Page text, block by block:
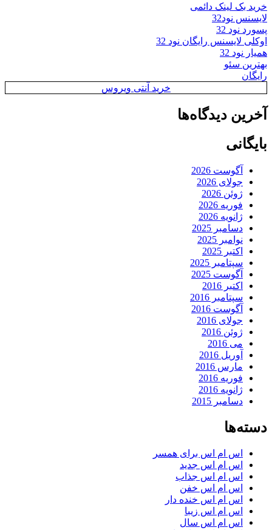
خرید بک لینک دائمی
لایسنس نود32
پسورد نود 32
اوکلی لایسنس رایگان نود 32
همیار نود 32
بهترین سئو
رایگان
خرید آنتی ویروس
آخرین دیدگاه‌ها
بایگانی
آگوست 2026
جولای 2026
ژوئن 2026
فوریه 2026
ژانویه 2026
دسامبر 2025
نوامبر 2025
اکتبر 2025
سپتامبر 2025
آگوست 2025
اکتبر 2016
سپتامبر 2016
آگوست 2016
جولای 2016
ژوئن 2016
می 2016
آوریل 2016
مارس 2016
فوریه 2016
ژانویه 2016
دسامبر 2015
دسته‌ها
اس ام اس برای همسر
اس ام اس جدید
اس ام اس جذاب
اس ام اس خفن
اس ام اس خنده دار
اس ام اس زیبا
اس ام اس سال